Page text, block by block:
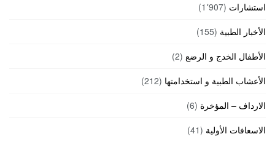
استشارات (1٬907)
الأخبار الطبية (155)
الأطفال الخدج و الرضع (2)
الأعشاب الطبية و استخدامتها (212)
الارداف – المؤخرة (6)
الاسعافات الأولية (41)